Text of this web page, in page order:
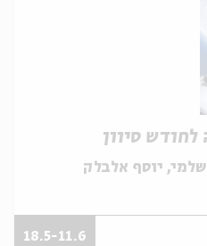
סיוון
18.5-11.6